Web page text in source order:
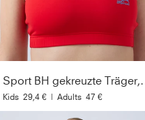
Formbeständigkeit
Mit
Bewegungsfreiheit und
Sonnencremes und Ölen
Material: 91% Polyamid,
Sport
Kids 29,4 € | Adults 47 €